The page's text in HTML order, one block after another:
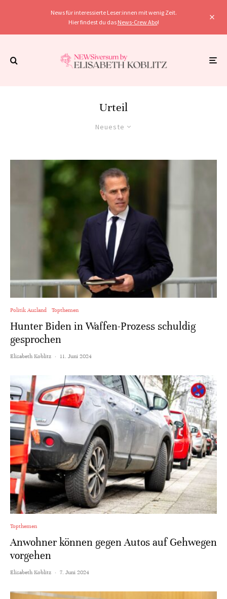
News für interessierte Leser:innen mit wenig Zeit.
Hier findest du das News-Crew Abo!
Urteil
Neueste
Politik Ausland Topthemen
Hunter Biden in Waffen-Prozess schuldig
gesprochen
Elisabeth Koblitz · 11. Juni 2024
Topthemen
Anwohner können gegen Autos auf Gehwegen
vorgehen
Elisabeth Koblitz · 7. Juni 2024